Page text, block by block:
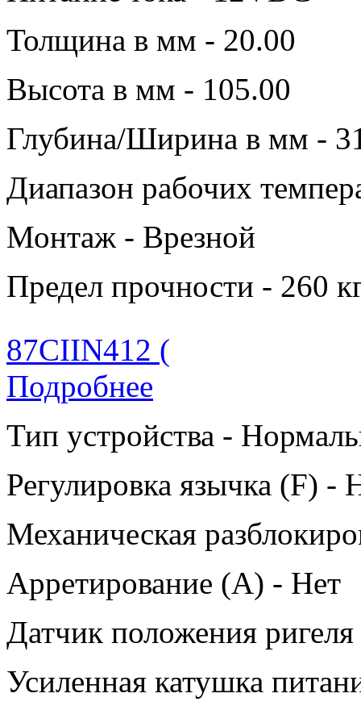
Толщина в мм - 20.00
Высота в мм - 105.00
Глубина/Ширина в мм -
Диапазон рабочих
Монтаж - Врезной
Предел прочности - 260
87CIIN412 (
Подробнее
Тип устройства -
Регулировка язычка (F) -
Механическая
Арретирование (A) - Нет
Датчик положения
Усиленная катушка